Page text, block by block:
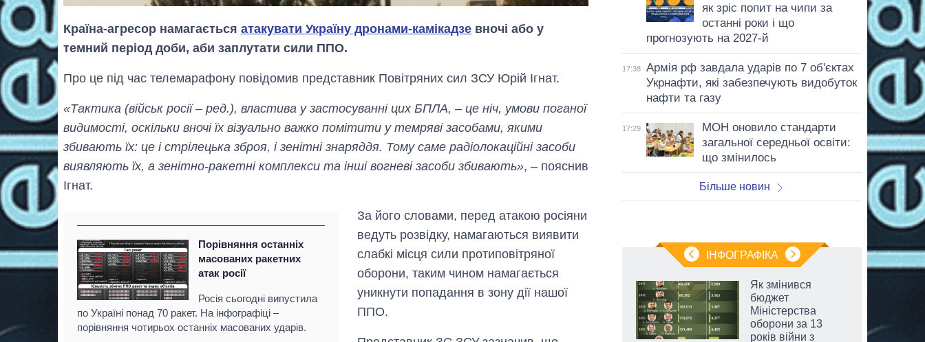
Країна-агресор намагається атакувати Україну дронами-камікадзе вночі або у
темний період доби, аби заплутати сили ППО.
Про це під час телемарафону повідомив представник Повітряних сил ЗСУ Юрій Ігнат.
«Тактика (військ росії – ред.), властива у застосуванні цих БПЛА, – це ніч, умови поганої
видимості, оскільки вночі їх візуально важко помітити у темряві засобами, якими
збивають їх: це і стрілецька зброя, і зенітні знаряддя. Тому саме радіолокаційні засоби
виявляють їх, а зенітно-ракетні комплекси та інші вогневі засоби збивають», – пояснив
Ігнат.
Порівняння останніх
масованих ракетних
атак росії
Росія сьогодні випустила
по Україні понад 70 ракет. На інфографіці –
порівняння чотирьох останніх масованих ударів.
За його словами, перед атакою росіяни
ведуть розвідку, намагаються виявити
слабкі місця сили протиповітряної
оборони, таким чином намагається
уникнути попадання в зону дії нашої
ППО.
як зріс попит на чипи за
останні роки і що
прогнозують на 2027-й
17:38
Армія рф завдала ударів по 7 об'єктах
Укрнафти, які забезпечують видобуток
нафти та газу
17:29
МОН оновило стандарти
загальної середньої освіти:
що змінилось
Більше новин
ІНФОГРАФІКА
вирощували в
Як змінився
бюджет
Міністерства
оборони за 13
років війни з